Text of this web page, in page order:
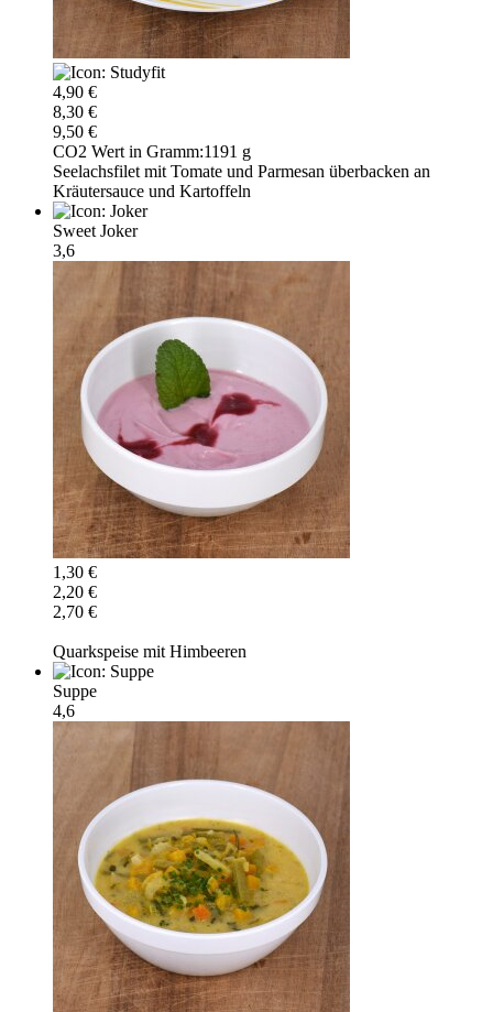
4,90 €
8,30 €
9,50 €
CO2 Wert in Gramm:1191 g
Seelachsfilet mit Tomate und Parmesan überbacken an
Kräutersauce und Kartoffeln
Sweet Joker
3,6
1,30 €
2,20 €
2,70 €
Quarkspeise mit Himbeeren
Suppe
4,6